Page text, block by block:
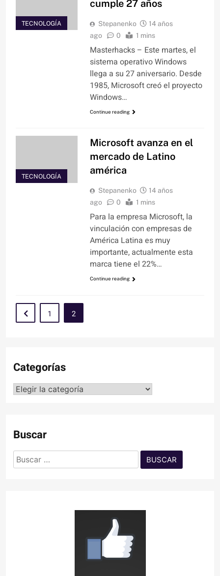
TECNOLOGÍA
cumple 27 años
Stepanenko
14 años
ago
0 1 mins
Masterhacks – Este martes, el
sistema operativo Windows
llega a su 27 aniversario. Desde
1985, Microsoft creó el proyecto
Windows…
Continue reading
TECNOLOGÍA
Microsoft avanza en el
mercado de Latino
américa
Stepanenko
14 años
ago
0 1 mins
Para la empresa Microsoft, la
vinculación con empresas de
América Latina es muy
importante, actualmente esta
marca tiene el 22%…
Continue reading
1 2
Categorías
Categorías
Buscar
Buscar: